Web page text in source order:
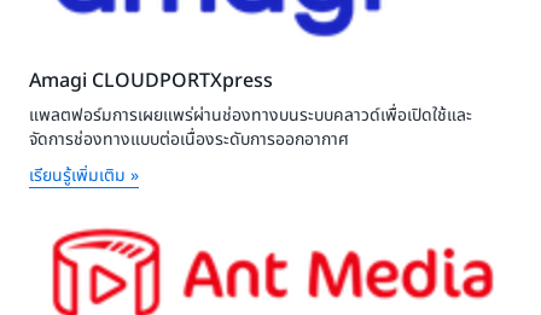
Amagi CLOUDPORTXpress
แพลตฟอร์มการเผยแพร่ผ่านช่องทางบนระบบคลาวด์เพื่อเปิดใช้และ
จัดการช่องทางแบบต่อเนื่องระดับการออกอากาศ
เรียนรู้เพิ่มเติม »